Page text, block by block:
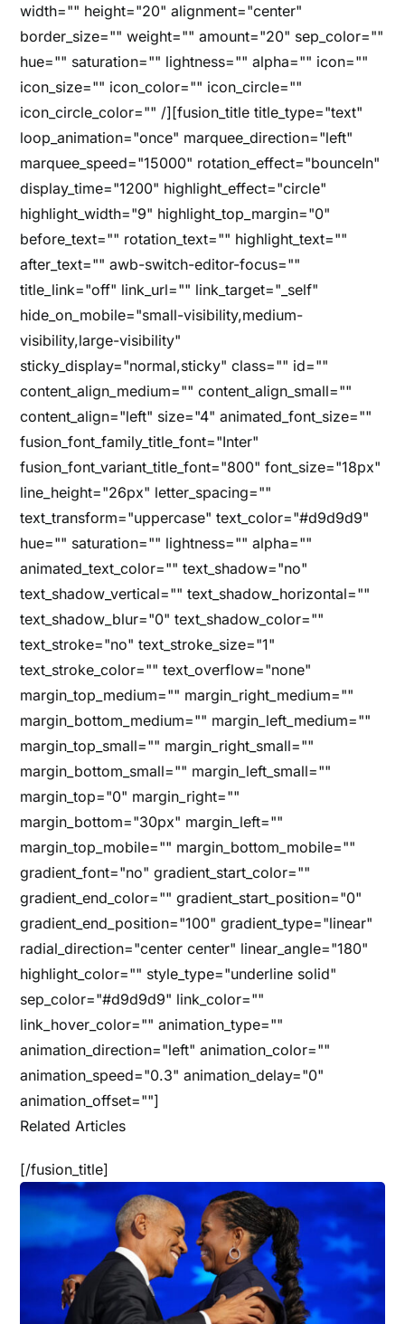
width="" height="20" alignment="center"
border_size="" weight="" amount="20" sep_color=""
hue="" saturation="" lightness="" alpha="" icon=""
icon_size="" icon_color="" icon_circle=""
icon_circle_color="" /][fusion_title title_type="text"
loop_animation="once" marquee_direction="left"
marquee_speed="15000" rotation_effect="bounceIn"
display_time="1200" highlight_effect="circle"
highlight_width="9" highlight_top_margin="0"
before_text="" rotation_text="" highlight_text=""
after_text="" awb-switch-editor-focus=""
title_link="off" link_url="" link_target="_self"
hide_on_mobile="small-visibility,medium-
visibility,large-visibility"
sticky_display="normal,sticky" class="" id=""
content_align_medium="" content_align_small=""
content_align="left" size="4" animated_font_size=""
fusion_font_family_title_font="Inter"
fusion_font_variant_title_font="800" font_size="18px"
line_height="26px" letter_spacing=""
text_transform="uppercase" text_color="#d9d9d9"
hue="" saturation="" lightness="" alpha=""
animated_text_color="" text_shadow="no"
text_shadow_vertical="" text_shadow_horizontal=""
text_shadow_blur="0" text_shadow_color=""
text_stroke="no" text_stroke_size="1"
text_stroke_color="" text_overflow="none"
margin_top_medium="" margin_right_medium=""
margin_bottom_medium="" margin_left_medium=""
margin_top_small="" margin_right_small=""
margin_bottom_small="" margin_left_small=""
margin_top="0" margin_right=""
margin_bottom="30px" margin_left=""
margin_top_mobile="" margin_bottom_mobile=""
gradient_font="no" gradient_start_color=""
gradient_end_color="" gradient_start_position="0"
gradient_end_position="100" gradient_type="linear"
radial_direction="center center" linear_angle="180"
highlight_color="" style_type="underline solid"
sep_color="#d9d9d9" link_color=""
link_hover_color="" animation_type=""
animation_direction="left" animation_color=""
animation_speed="0.3" animation_delay="0"
animation_offset=""]
Related Articles
[/fusion_title]